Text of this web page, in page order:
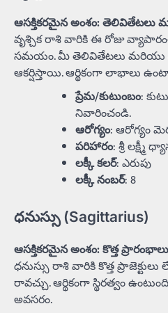
ఆసక్తికరమైన అంశం:
వృశ్చిక రాశి వారికి ఈ రోజు
సమయం. మీ తెలివితేటలు మరియు
ఆకర్షిస్తాయి. ఆర్థికంగా లాభాలు
ప్రేమ/కుటుంబం:
నివారించండి.
ఆరోగ్యం: ఆరోగ్యం
పరిహారం: శ్రీ లక్ష్మీ
లక్కీ కలర్: ఎరుపు
లక్కీ నంబర్: 8
ధనుస్సు (Sagittarius)
ఆసక్తికరమైన అంశం: కొత్త ప్రారంభాలు
ధనుస్సు రాశి వారికి కొత్త
రావచ్చు. ఆర్థికంగా స్థిరత్వం
అవసరం.